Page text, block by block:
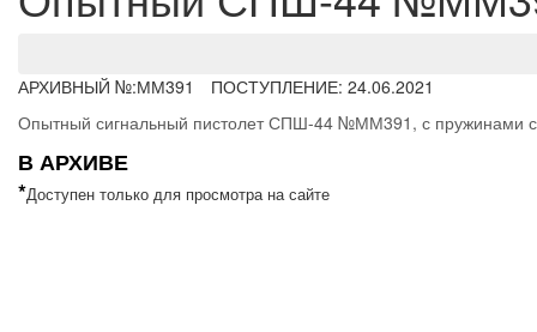
АРХИВНЫЙ №:ММ391
ПОСТУПЛЕНИЕ: 24.06.2021
Опытный сигнальный пистолет СПШ-44 №ММ391, с пружинами
В АРХИВЕ
*Доступен только для просмотра на сайте